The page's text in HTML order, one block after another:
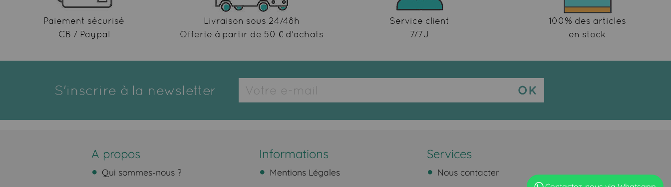
Paiement sécurisé
CB / Paypal
Livraison sous 24/48h
Offerte à partir de 50 € d'achats
Service client
7/7J
100% des articles
en stock
S'inscrire à la newsletter
A propos
Qui sommes-nous ?
Informations
Mentions Légales
Services
Nous contacter